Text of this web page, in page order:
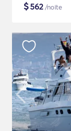
$562/noite